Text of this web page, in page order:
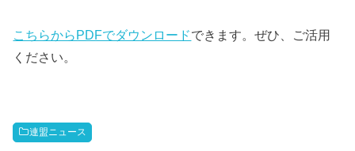
こちらからPDFでダウンロードできます。ぜひ、ご活用
ください。
連盟ニュース